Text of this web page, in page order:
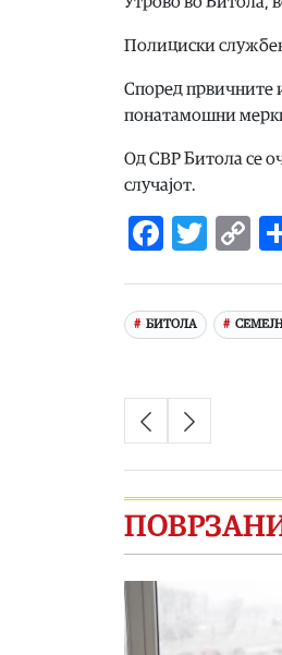
Полициски
Според првичните
понатамошни
Од СВР Битола се
случајот.
БИТОЛА